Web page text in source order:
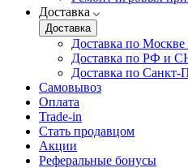
Доставка
Доставка
Доставка по
Доставка по РФ и
Доставка по Санкт-
Самовывоз
Оплата
Trade-in
Стать продавцом
Акции
Реферальные бонусы